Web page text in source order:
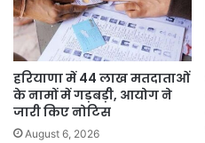
हरियाणा में 44 लाख मतदाताओं
के नामों में गड़बड़ी, आयोग ने
जारी किए नोटिस
August 6, 2026